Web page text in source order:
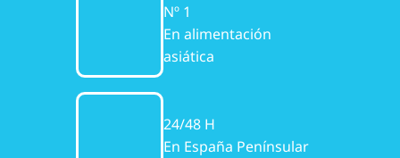
Nº 1
En alimentación
asiática
24/48 H
En España Penínsular